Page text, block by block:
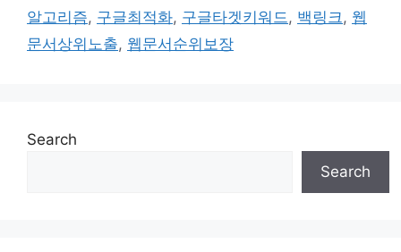
알고리즘, 구글최적화, 구글타겟키워드 , 백링크 , 웹
문서상위노출, 웹문서순위보장
Search
Search